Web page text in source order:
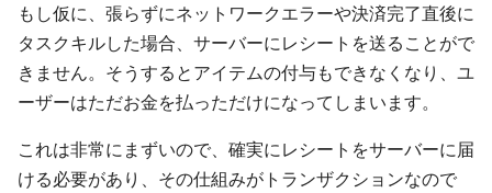
もし仮に、張らずにネットワークエラーや決済完了直後に
タスクキルした場合、サーバーにレシートを送ることがで
きません。そうするとアイテムの付与もできなくなり、ユ
ーザーはただお金を払っただけになってしまいます。
これは非常にまずいので、確実にレシートをサーバーに届
ける必要があり、その仕組みがトランザクションなので